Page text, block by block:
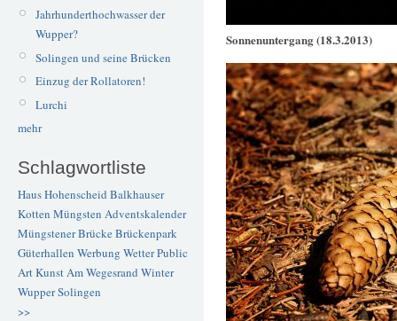
Jahrhunderthochwasser der
Wupper?
Solingen und seine Brücken
Einzug der Rollatoren!
Lurchi
mehr
Schlagwortliste
Haus Hohenscheid Balkhauser
Kotten Müngsten Adventskalender
Müngstener BrückeBrückenpark
Güterhallen Werbung WetterPublic
ArtKunstAm Wegesrand Winter
WupperSolingen
>>
Sonnenuntergang (18.3.2013)